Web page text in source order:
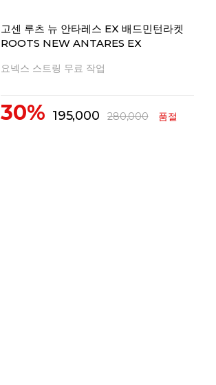
고센 루츠 뉴 안타레스 EX 배드민턴라켓
ROOTS NEW ANTARES EX
요넥스 스트링 무료 작업
30% 195,000 280,000 품절